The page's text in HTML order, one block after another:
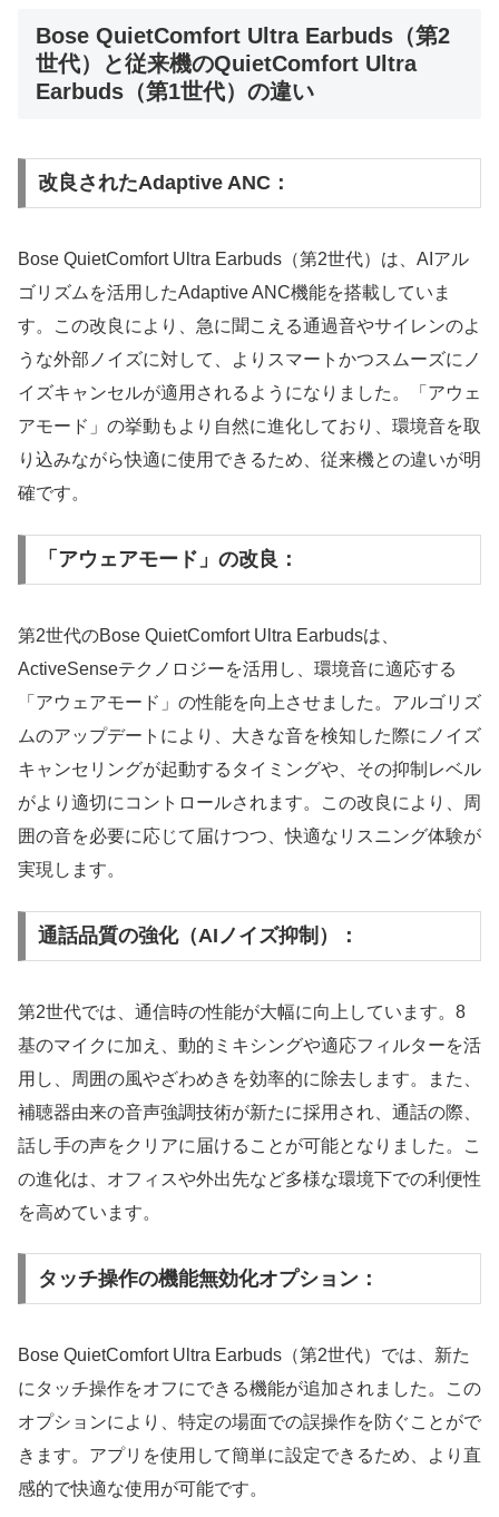
Bose QuietComfort Ultra Earbuds（第2
世代）と従来機のQuietComfort Ultra
Earbuds（第1世代）の違い
改良されたAdaptive ANC：
Bose QuietComfort Ultra Earbuds（第2世代）は、AIアル
ゴリズムを活用したAdaptive ANC機能を搭載していま
す。この改良により、急に聞こえる通過音やサイレンのよ
うな外部ノイズに対して、よりスマートかつスムーズにノ
イズキャンセルが適用されるようになりました。「アウェ
アモード」の挙動もより自然に進化しており、環境音を取
り込みながら快適に使用できるため、従来機との違いが明
確です。
「アウェアモード」の改良：
第2世代のBose QuietComfort Ultra Earbudsは、
ActiveSenseテクノロジーを活用し、環境音に適応する
「アウェアモード」の性能を向上させました。アルゴリズ
ムのアップデートにより、大きな音を検知した際にノイズ
キャンセリングが起動するタイミングや、その抑制レベル
がより適切にコントロールされます。この改良により、周
囲の音を必要に応じて届けつつ、快適なリスニング体験が
実現します。
通話品質の強化（AIノイズ抑制）：
第2世代では、通信時の性能が大幅に向上しています。8
基のマイクに加え、動的ミキシングや適応フィルターを活
用し、周囲の風やざわめきを効率的に除去します。また、
補聴器由来の音声強調技術が新たに採用され、通話の際、
話し手の声をクリアに届けることが可能となりました。こ
の進化は、オフィスや外出先など多様な環境下での利便性
を高めています。
タッチ操作の機能無効化オプション：
Bose QuietComfort Ultra Earbuds（第2世代）では、新た
にタッチ操作をオフにできる機能が追加されました。この
オプションにより、特定の場面での誤操作を防ぐことがで
きます。アプリを使用して簡単に設定できるため、より直
感的で快適な使用が可能です。